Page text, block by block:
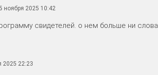
ноября 2025 10:42
свидетелей. о нем больше ни слова.
2025 22:23